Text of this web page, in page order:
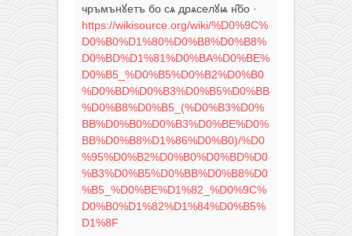
чръмънꙋетъ бо сѧ дрѧселꙋѩ н҃бо ·
https://wikisource.org/wiki/%D0%9C%
D0%B0%D1%80%D0%B8%D0%B8%
D0%BD%D1%81%D0%BA%D0%BE%
D0%B5_%D0%B5%D0%B2%D0%B0
%D0%BD%D0%B3%D0%B5%D0%BB
%D0%B8%D0%B5_(%D0%B3%D0%
BB%D0%B0%D0%B3%D0%BE%D0%
BB%D0%B8%D1%86%D0%B0)/%D0
%95%D0%B2%D0%B0%D0%BD%D0
%B3%D0%B5%D0%BB%D0%B8%D0
%B5_%D0%BE%D1%82_%D0%9C%
D0%B0%D1%82%D1%84%D0%B5%
D1%8F